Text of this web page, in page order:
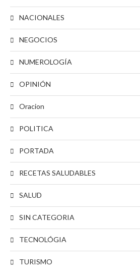
NACIONALES
NEGOCIOS
NUMEROLOGÍA
OPINIÓN
Oracion
POLITICA
PORTADA
RECETAS SALUDABLES
SALUD
SIN CATEGORIA
TECNOLÓGIA
TURISMO